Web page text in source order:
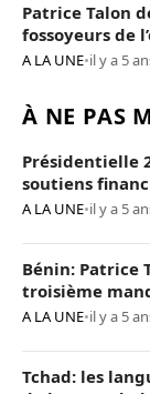
Patrice Talon
fossoyeurs de
A LA UNE•il y a 5
À NE PAS
Présidentielle
soutiens
A LA UNE•il y a 5
Bénin: Patrice
troisième
A LA UNE•il y a 5
Tchad: les